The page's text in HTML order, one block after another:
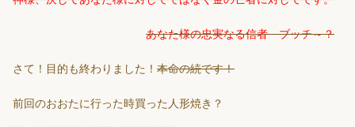
あなた様の忠実なる信者 ブッチ～？
さて！目的も終わりました！ 本命の続です！
前回のおおたに行った時買った人形焼き？